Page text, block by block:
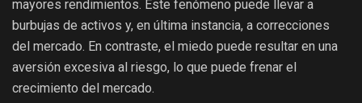
mayores rendimientos. Este fenómeno puede llevar a
burbujas de activos y, en última instancia, a correcciones
del mercado. En contraste, el miedo puede resultar en una
aversión excesiva al riesgo, lo que puede frenar el
crecimiento del mercado.